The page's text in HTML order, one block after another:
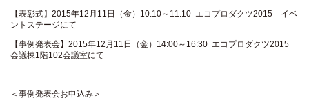
【表彰式】2015年12月11日（金）10:10～11:10 エコプロダクツ2015 イベ
ントステージにて
【事例発表会】2015年12月11日（金）14:00～16:30 エコプロダクツ2015
会議棟1階102会議室にて
＜事例発表会お申込み＞